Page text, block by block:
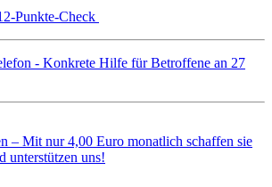
Punkte-Check
- Konkrete Hilfe für Betroffene an 27
– Mit nur 4,00 Euro monatlich schaffen sie
unterstützen uns!